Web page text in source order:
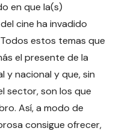
en que la(s)
cine ha invadido
estos temas que
el presente de la
y nacional y que, sin
sector, son los que
Así, a modo de
consigue ofrecer,